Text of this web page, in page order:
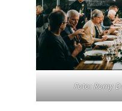
Foto: Romy